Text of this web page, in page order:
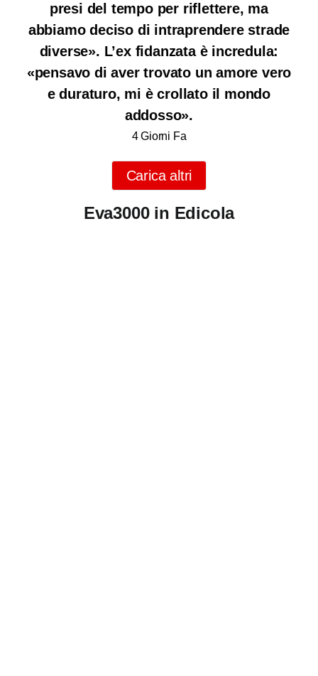
presi del tempo per riflettere, ma
abbiamo deciso di intraprendere strade
diverse». L’ex fidanzata è incredula:
«pensavo di aver trovato un amore vero
e duraturo, mi è crollato il mondo
addosso».
4 Giorni Fa
Carica altri
Eva3000 in Edicola